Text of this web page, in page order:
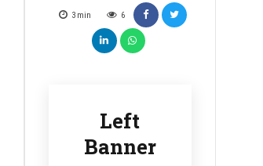
3 min 6
Left
Banner